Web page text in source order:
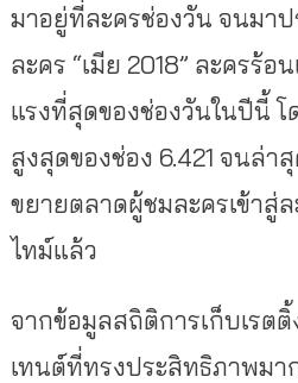
มาอยู่ที่ละครช่องวัน จนมาป
ละคร “เมีย 2018” ละครร้อ
แรงที่สุดของช่องวันในปีนี้ โ
สูงสุดของช่อง 6.421 จนล่า
ขยายตลาดผู้ชมละครเข้าสู่
ไทม์แล้ว
จากข้อมูลสถิติการเก็บเรต
เทนต์ที่ทรงประสิทธิภาพม